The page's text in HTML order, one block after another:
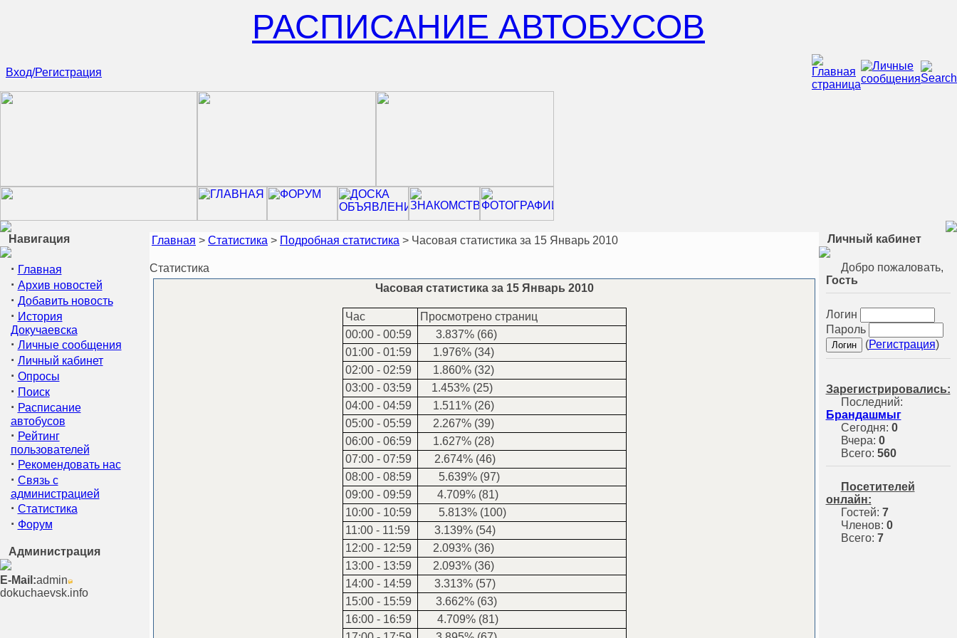
РАСПИСАНИЕ АВТОБУСОВ
Вход/Регистрация
Навигация
· Главная
· Архив новостей
· Добавить новость
· История
Докучаевска
· Личные сообщения
· Личный кабинет
· Опросы
· Поиск
· Расписание
автобусов
· Рейтинг
пользователей
· Рекомендовать нас
· Связь с
администрацией
· Статистика
· Форум
Администрация
E-Mail:admin
dokuchaevsk.info
Главная > Статистика > Подробная статистика > Часовая статистика за 15 Январь 2010
Статистика
Часовая статистика за 15 Январь 2010
Час
Просмотрено страниц
00:00 - 00:59
3.837% (66)
01:00 - 01:59
1.976% (34)
02:00 - 02:59
1.860% (32)
03:00 - 03:59
1.453% (25)
04:00 - 04:59
1.511% (26)
05:00 - 05:59
2.267% (39)
06:00 - 06:59
1.627% (28)
07:00 - 07:59
2.674% (46)
08:00 - 08:59
5.639% (97)
09:00 - 09:59
4.709% (81)
10:00 - 10:59
5.813% (100)
11:00 - 11:59
3.139% (54)
12:00 - 12:59
2.093% (36)
13:00 - 13:59
2.093% (36)
14:00 - 14:59
3.313% (57)
15:00 - 15:59
3.662% (63)
16:00 - 16:59
4.709% (81)
Личный кабинет
Добро пожаловать,
Гость
Логин
Пароль
(Регистрация)
Зарегистрировались:
Последний:
Брандашмыг
Сегодня: 0
Вчера: 0
Всего: 560
Посетителей
онлайн:
Гостей: 7
Членов: 0
Всего: 7